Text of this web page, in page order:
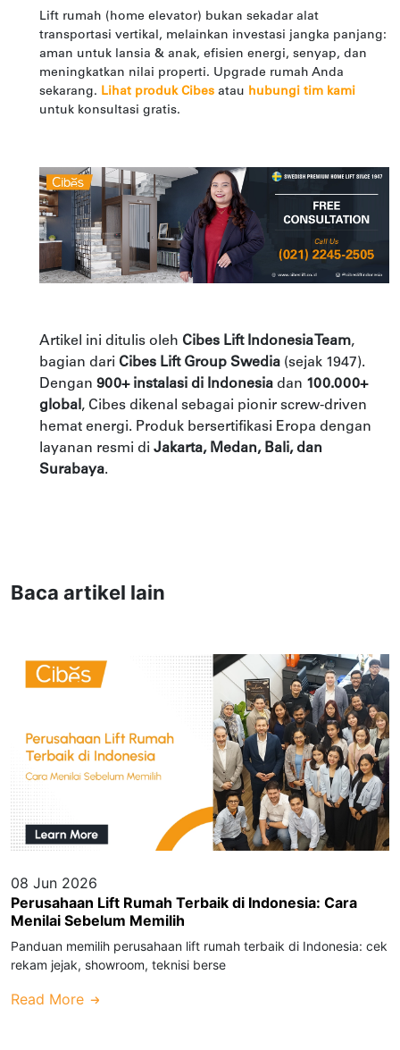
Lift rumah (home elevator) bukan sekadar alat
transportasi vertikal, melainkan investasi jangka panjang:
aman untuk lansia & anak, efisien energi, senyap, dan
meningkatkan nilai properti. Upgrade rumah Anda
sekarang.
Lihat produk Cibes atau
hubungi tim kami
untuk konsultasi gratis.
Artikel ini ditulis oleh Cibes Lift Indonesia Team,
bagian dari Cibes Lift Group Swedia (sejak 1947).
Dengan 900+ instalasi di Indonesia dan 100.000+
global , Cibes dikenal sebagai pionir screw-driven
hemat energi. Produk bersertifikasi Eropa dengan
layanan resmi di Jakarta, Medan, Bali, dan
Surabaya.
Baca artikel lain
08 Jun 2026
Perusahaan Lift Rumah Terbaik di Indonesia: Cara
Menilai Sebelum Memilih
Panduan memilih perusahaan lift rumah terbaik di Indonesia: cek
rekam jejak, showroom, teknisi berse
Read More